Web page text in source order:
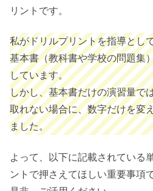
リントです。
私がドリルプリントを指導とし
基本書（教科書や学校の問題集
しています。
しかし、基本書だけの演習量で
取れない場合に、数字だけを変
ました。
よって、以下に記載されている
ントで押さえてほしい重要事項